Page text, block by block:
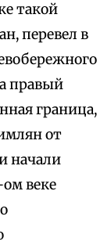
такой
перевел в
правый
граница,
от
начали
веке